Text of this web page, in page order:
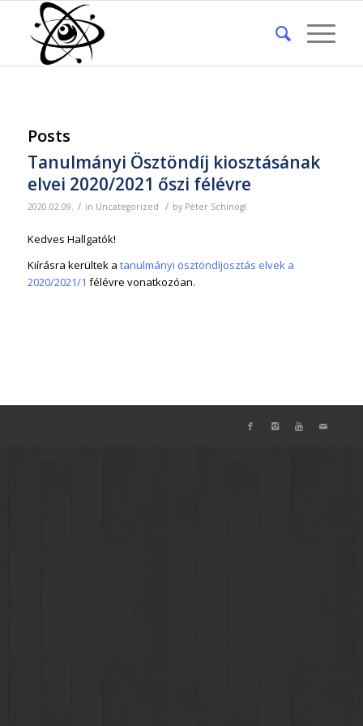
Posts
Tanulmányi Ösztöndíj kiosztásának
elvei 2020/2021 őszi félévre
2020.02.09. / in Uncategorized / by Péter Schinogl
Kedves Hallgatók!
Kiírásra kerültek a tanulmányi ösztöndíjosztás elvek a
2020/2021/1 félévre vonatkozóan.